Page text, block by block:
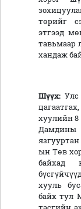
төрийг
этгээд
тавьмаар
хандаж
Шүүх: Улс
хуулийн 8
Дамдины
ын Төв
байхад
хууль
байх тул